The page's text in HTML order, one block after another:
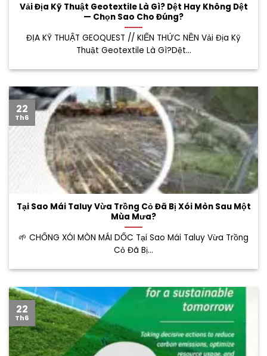
Vải Địa Kỹ Thuật Geotextile Là Gì? Dệt Hay Không Dệt
— Chọn Sao Cho Đúng?
ĐỊA KỸ THUẬT GEOQUEST // KIẾN THỨC NỀN Vải Địa Kỹ
Thuật Geotextile Là Gì?Dệt...
Tại Sao Mái Taluy Vừa Trồng Cỏ Đã Bị Xói Mòn Sau Một
Mùa Mưa?
🌱 CHỐNG XÓI MÒN MÁI DỐC Tại Sao Mái Taluy Vừa Trồng
Cỏ Đã Bị...
22
Th6
22
Th6